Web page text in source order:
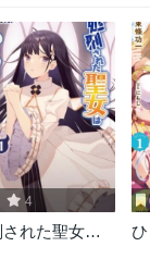
第5.1話
3年前
第3.2話
3年前
第1話
3年前
4
れた聖女は